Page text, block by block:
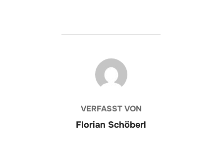
BEITRAGSAUTOR
VERFASST VON
Florian Schöberl